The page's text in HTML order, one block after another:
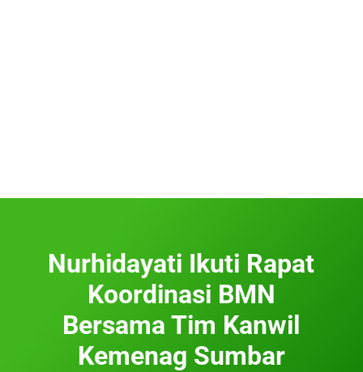
Nurhidayati Ikuti Rapat
Koordinasi BMN
Bersama Tim Kanwil
Kemenag Sumbar